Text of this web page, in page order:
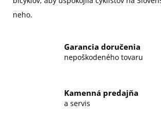
neho.
Garancia doručenia
nepoškodeného tovaru
Kamenná predajňa
a servis